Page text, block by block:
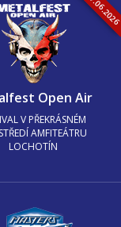
Open Air
V PŘEKRÁSNÉM
AMFITEÁTRU
LOCHOTÍN